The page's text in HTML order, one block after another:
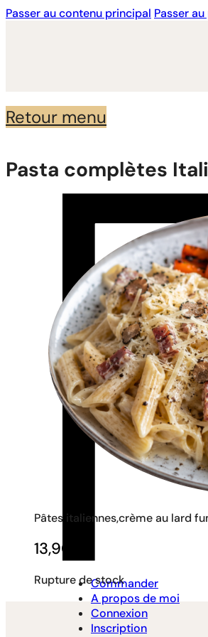
Passer au contenu principal Passer
Commander
A propos de moi
Connexion
Inscription
Retour menu
Pasta complètes
Pâtes italiennes,crème au lard
13,90
Rupture de stock